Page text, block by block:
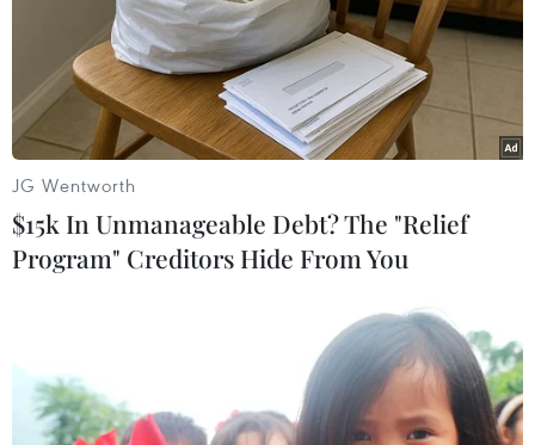
Ngân hàng BIDV dành nhiều ưu đãi cho hộ
kinh doanh, tiểu thương
JG Wentworth
$15k In Unmanageable Debt? The "Relief
Program" Creditors Hide From You